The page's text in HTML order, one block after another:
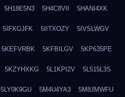
5H18E5N3 5H4C8VII 5HANI4XK
5IFXGJFK 5IITXOZY 5IVSLWGV
5KEFVRBK 5KFBILGV 5KP635PE
5KZYHXKG 5L1KPI2V 5L515L3S
5LY0K9GU 5M4U4YA3 5M8JMWFU